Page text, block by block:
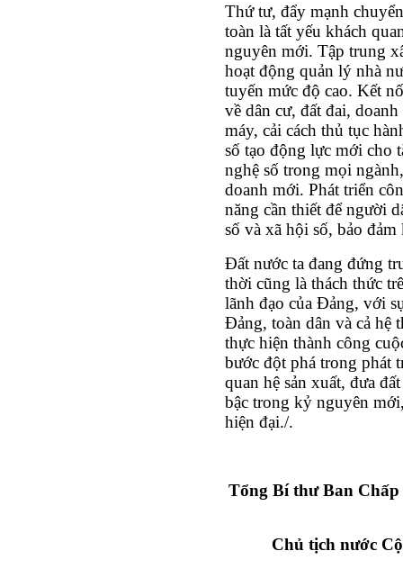
Thứ tư, đẩy mạnh
toàn là tất yếu khách
nguyên mới. Tập trung
hoạt động quản lý nhà
tuyến mức độ cao. Kết
về dân cư, đất đai,
máy, cải cách thủ tục
số tạo động lực mới cho
nghệ số trong mọi
doanh mới. Phát triển
năng cần thiết để người
số và xã hội số, bảo
Đất nước ta đang đứng
thời cũng là thách thức
lãnh đạo của Đảng, với
Đảng, toàn dân và cả hệ
thực hiện thành công
bước đột phá trong phát
quan hệ sản xuất, đưa
bậc trong kỷ nguyên
hiện đại./.
Tổng Bí thư Ban
Chủ tịch nước